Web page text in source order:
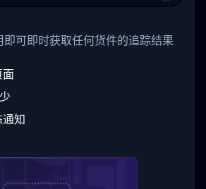
},
{
"Date": "2017-03-06 15:28:00",
"StatusDescription": "Shipment
"Details": "BEIJING-
}
即可即时获取任何货件的追踪结果
面
知